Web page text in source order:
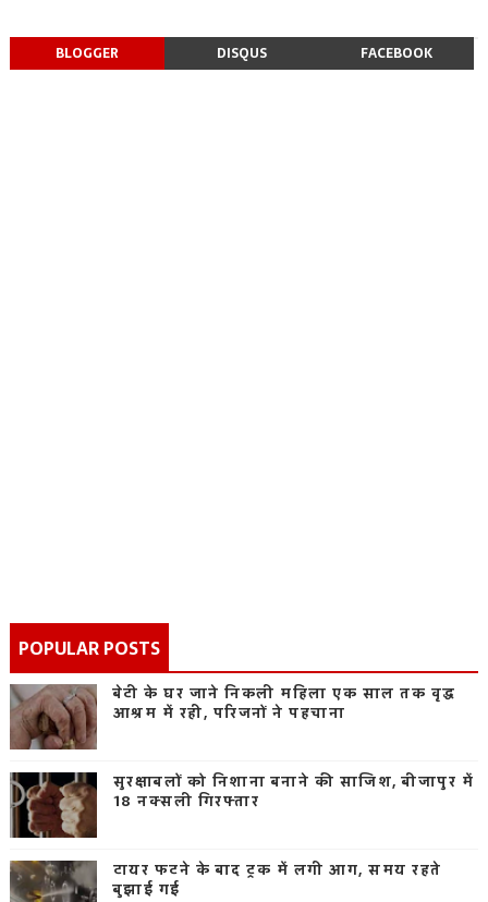
BLOGGER DISQUS FACEBOOK
POPULAR POSTS
बेटी के घर जाने निकली महिला एक साल तक वृद्ध
आश्रम में रही, परिजनों ने पहचाना
सुरक्षाबलों को निशाना बनाने की साजिश, बीजापुर में
18 नक्सली गिरफ्तार
टायर फटने के बाद ट्रक में लगी आग, समय रहते
बुझाई गई